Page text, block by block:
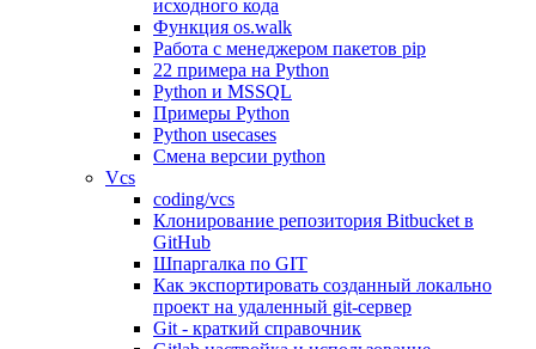
исходного кода
Функция os.walk
Работа с менеджером пакетов pip
22 примера на Python
Python и MSSQL
Примеры Python
Python usecases
Смена версии python
Vcs
coding/vcs
Клонирование репозитория Bitbucket в
GitHub
Шпаргалка по GIT
Как экспортировать созданный локально
проект на удаленный git-сервер
Git - краткий справочник